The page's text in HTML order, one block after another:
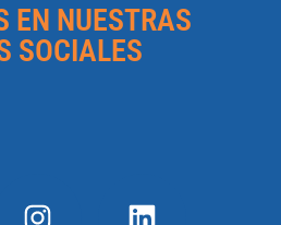
EN NUESTRAS
SOCIALES